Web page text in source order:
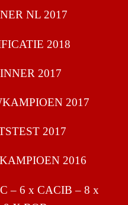
NL 2017
2018
2017
2017
2017
2016
– 6 x CACIB – 8 x